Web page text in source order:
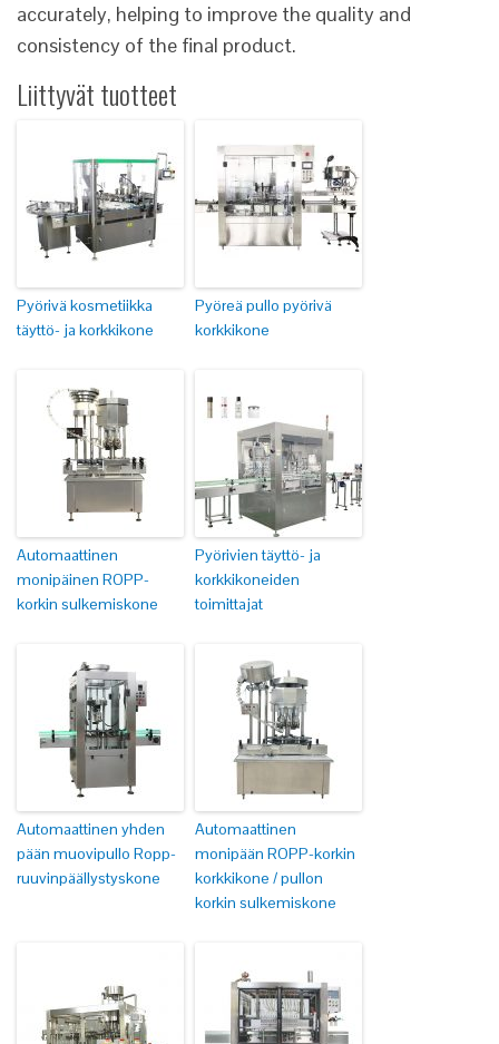
accurately, helping to improve the quality and
consistency of the final product.
Liittyvät tuotteet
Pyörivä kosmetiikka
täyttö- ja korkkikone
Pyöreä pullo pyörivä
korkkikone
Automaattinen
monipäinen ROPP-
korkin sulkemiskone
Pyörivien täyttö- ja
korkkikoneiden
toimittajat
Automaattinen yhden
pään muovipullo Ropp-
ruuvinpäällystyskone
Automaattinen
monipään ROPP-korkin
korkkikone / pullon
korkin sulkemiskone